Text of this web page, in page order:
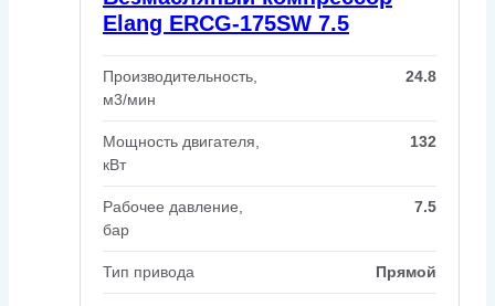
Elang ERCG-175SW 7.5
Производительность,
м3/мин
24.8
Мощность двигателя,
кВт
132
Рабочее давление,
бар
7.5
Тип привода Прямой